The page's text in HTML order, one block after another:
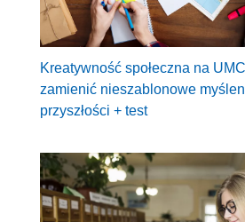
Kreatywność społeczna na
zamienić nieszablonowe
przyszłości + test